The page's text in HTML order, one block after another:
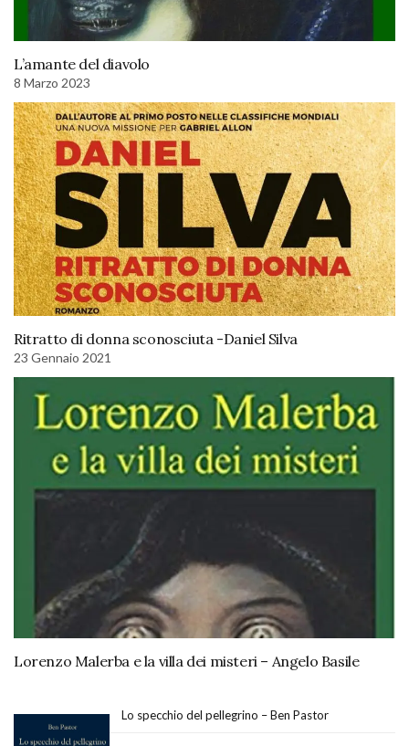
L’amante del diavolo
8 Marzo 2023
Ritratto di donna sconosciuta -Daniel Silva
23 Gennaio 2021
Lorenzo Malerba e la villa dei misteri – Angelo Basile
Lo specchio del pellegrino – Ben Pastor